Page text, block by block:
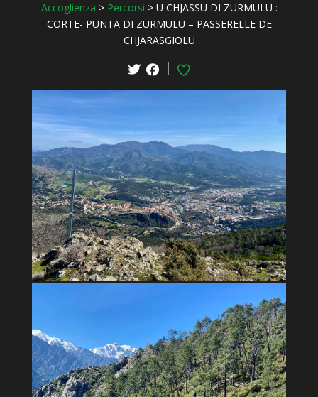
Accoglienza > Percorsi > U CHJASSU DI ZURMULU :
CORTE- PUNTA DI ZURMULU – PASSERELLE DE
CHJARASGIOLU
|